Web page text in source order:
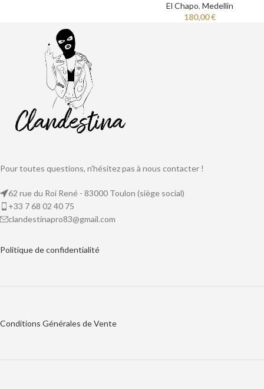
El Chapo, Medellin
180,00€
Pour toutes questions, n'hésitez pas à nous contacter !
62 rue du Roi René - 83000 Toulon (siège social)
+33 7 68 02 40 75
clandestinapro83@gmail.com
Politique deconfidentialité
Conditions Générales de Vente